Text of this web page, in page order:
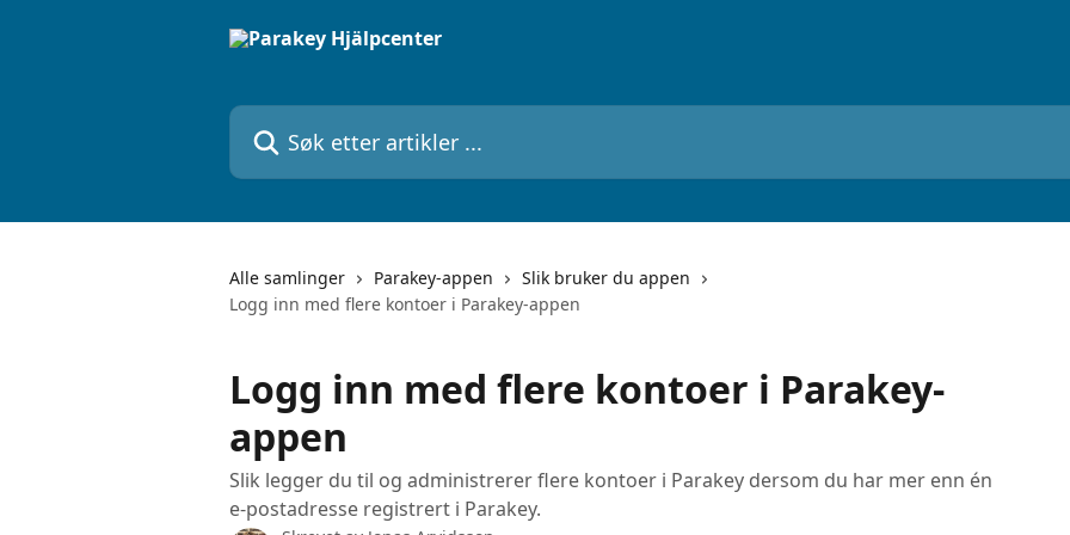
Søk etter artikler ...
Alle samlinger Parakey-appen
Slik bruker du appen
Logg inn med flere kontoer i Parakey-appen
Logg inn med flere kontoer i Parakey-
appen
Slik legger du til og administrerer flere kontoer i Parakey dersom du har mer enn én
e-postadresse registrert i Parakey.